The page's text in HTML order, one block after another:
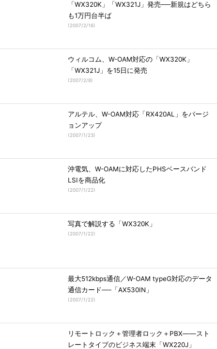
「WX320K」「WX321J」発売──新規はどちら
も1万円台半ば
(2007/2/16)
ウィルコム、W-OAM対応の「WX320K」
「WX321J」を15日に発売
(2007/2/8)
アルテル、W-OAM対応「RX420AL」をバージ
ョンアップ
(2007/1/23)
沖電気、W-OAMに対応したPHSベースバンド
LSIを商品化
(2007/1/22)
写真で解説する「WX320K」
(2007/1/22)
最大512kbps通信／W-OAM typeG対応のデータ
通信カード──「AX530IN」
(2007/1/22)
リモートロック＋管理者ロック＋PBX――スト
レートタイプのビジネス端末「WX220J」